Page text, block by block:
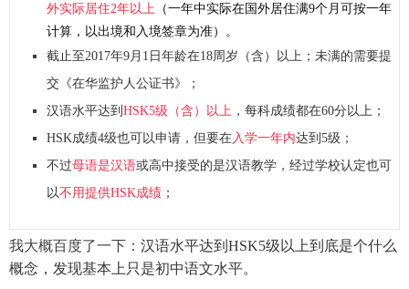
外实际居住2年以上
（一年中实际在国外居住满9个月可按一年
计算，以出境和入境签章为准）。
截止至2017年9月1日年龄在18周岁（含）以上；未满的需要提
交《在华监护人公证书》；
汉语水平达到 HSK5级（含）以上 ，每科成绩都在60分以上；
HSK成绩4级也可以申请，但要在 入学一年内达到5级；
不过母语是汉语或高中接受的是汉语教学，经过学校认定也可
以不用提供HSK成绩 ；
我大概百度了一下： 汉语水平达到HSK5级以上到底是个什么
概念，发现基本上只是初中语文水平。